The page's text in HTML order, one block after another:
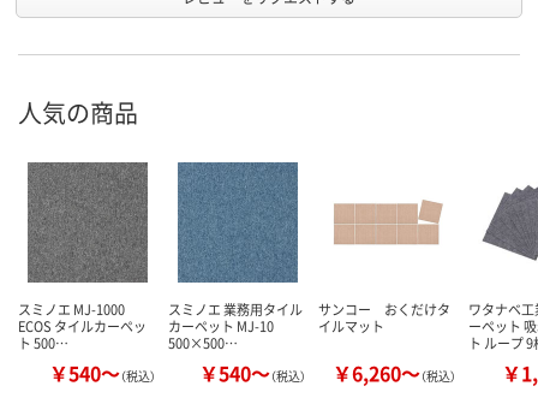
人気の商品
スミノエ MJ-1000
ECOS タイルカーペッ
ト 500…
￥540～（税込）
スミノエ 業務用タイル
カーペット MJ-10
500×500…
￥540～（税込）
サンコー おくだけタ
イルマット
￥6,260～（税込）
ワタナベ
ーペット
ト ループ
￥